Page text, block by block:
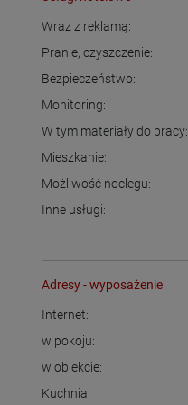
Wraz z reklamą:
Pranie, czyszczenie:
Bezpieczeństwo:
Monitoring:
W tym materiały do pracy:
Mieszkanie:
Możliwość noclegu:
Inne usługi:
Adresy - wyposażenie
Internet:
w pokoju:
w obiekcie:
Kuchnia: